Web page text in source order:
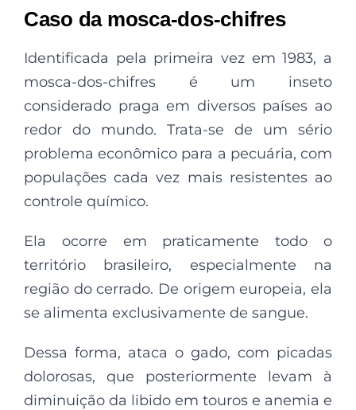
Caso da mosca-dos-chifres
Identificada pela primeira vez em 1983, a
mosca-dos-chifres é um inseto
considerado praga em diversos países ao
redor do mundo. Trata-se de um sério
problema econômico para a pecuária, com
populações cada vez mais resistentes ao
controle químico.
Ela ocorre em praticamente todo o
território brasileiro, especialmente na
região do cerrado. De origem europeia, ela
se alimenta exclusivamente de sangue.
Dessa forma, ataca o gado, com picadas
dolorosas, que posteriormente levam à
diminuição da libido em touros e anemia e